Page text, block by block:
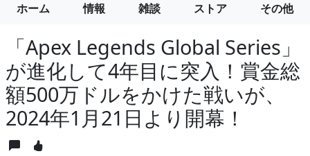
ホーム 情報 雑談 ストア その他
「Apex Legends Global Series」
が進化して4年目に突入！賞金総
額500万ドルをかけた戦いが、
2024年1月21日より開幕！